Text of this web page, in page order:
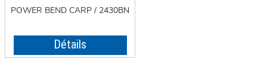
POWER BEND CARP / 2430BN
Détails